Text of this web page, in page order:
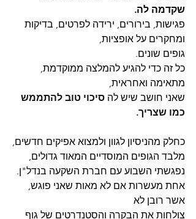
שקדמה לה.
פגישות, בירורים, ירידה לפרטים, בדיקות
ומחקרים על אופציות,
גופים שונים.
כל זה כדי להגיע להמלצה ממוקדמת,
מתאימה ואחראית,
שאני חושב שיש לה סיכוי טוב להתממש
כמו שצריך.
כחלק מהניסיון לגוון ולמצוא אפיקים חדשים,
מלבד הגופים המוסדיים המאוד גדולים,
נפגשתי השבוע עם חברת השקעה בנדל"ן.
אחת מעשרות אם לא מאות שאני פוגש,
אשר רובן לא
צולחות את הבקרה והסטנדרטים של גוף